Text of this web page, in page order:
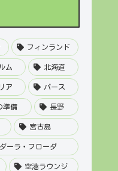
フィンランド
ム 北海道
ア パース
準備 長野
宮古島
ダーラ・フローダ
空港ラウンジ